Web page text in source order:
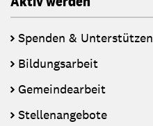
Spenden & Unterstützen
Bildungsarbeit
Gemeindearbeit
Stellenangebote